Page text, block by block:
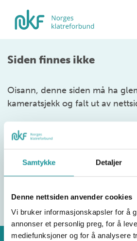
Samtykke Detaljer
Denne nettsiden anvender cookies
Vi bruker informasjonskapsler for å
annonser et personlig preg, for å
mediefunksjoner og for å analysere
Siden finnes ikke
Oisann, denne siden må ha
kameratsjekk og falt ut av